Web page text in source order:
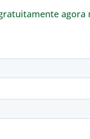
agora